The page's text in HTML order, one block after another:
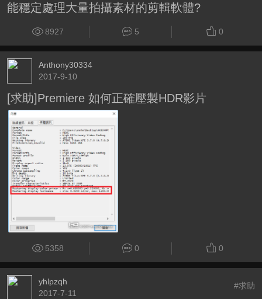
能穩定處理大量拍攝素材的剪輯軟體?
8927 5 0
Anthony30334
2017-9-10
[求助]Premiere 如何正確壓製HDR影片
5358 0 0
yhlpzqh
2017-7-11
#求助